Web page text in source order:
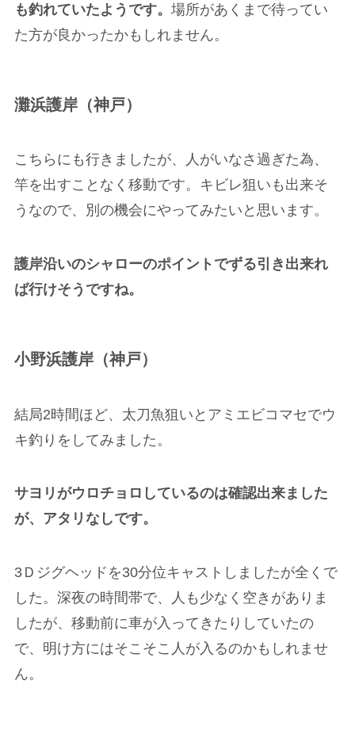
も釣れていたようです。 場所があくまで待ってい
た方が良かったかもしれません。
灘浜護岸（神戸）
こちらにも行きましたが、人がいなさ過ぎた為、
竿を出すことなく移動です。キビレ狙いも出来そ
うなので、別の機会にやってみたいと思います。
護岸沿いのシャローのポイントでずる引き出来れ
ば行けそうですね。
小野浜護岸（神戸）
結局2時間ほど、太刀魚狙いとアミエビコマセでウ
キ釣りをしてみました。
サヨリがウロチョロしているのは確認出来ました
が、アタリなしです。
3Ｄジグヘッドを30分位キャストしましたが全くで
した。深夜の時間帯で、人も少なく空きがありま
したが、移動前に車が入ってきたりしていたの
で、明け方にはそこそこ人が入るのかもしれませ
ん。